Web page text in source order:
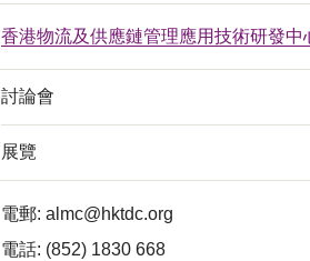
香港物流及供應鏈管理應用技術研發中
討論會
展覽
電郵: almc@hktdc.org
電話: (852) 1830 668